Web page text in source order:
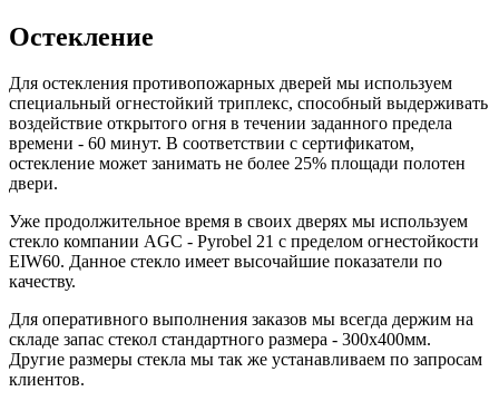
Остекление
Для остекления противопожарных дверей мы используем
специальный огнестойкий триплекс, способный выдерживать
воздействие открытого огня в течении заданного предела
времени - 60 минут. В соответствии с сертификатом,
остекление может занимать не более 25% площади полотен
двери.
Уже продолжительное время в своих дверях мы используем
стекло компании AGC - Pyrobel 21 с пределом огнестойкости
EIW60. Данное стекло имеет высочайшие показатели по
качеству.
Для оперативного выполнения заказов мы всегда держим на
складе запас стекол стандартного размера - 300х400мм.
Другие размеры стекла мы так же устанавливаем по запросам
клиентов.